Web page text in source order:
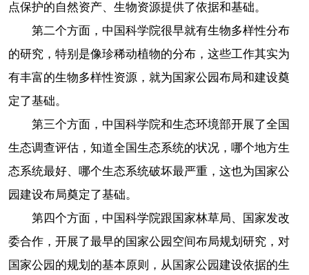
点保护的自然资产、生物资源提供了依据和基础。
第二个方面，中国科学院很早就有生物多样性分布
的研究，特别是像珍稀动植物的分布，这些工作其实为
有丰富的生物多样性资源，就为国家公园布局和建设奠
定了基础。
第三个方面，中国科学院和生态环境部开展了全国
生态调查评估，知道全国生态系统的状况，哪个地方生
态系统最好、哪个生态系统破坏最严重，这也为国家公
园建设布局奠定了基础。
第四个方面，中国科学院跟国家林草局、国家发改
委合作，开展了最早的国家公园空间布局规划研究，对
国家公园的规划的基本原则，从国家公园建设依据的生